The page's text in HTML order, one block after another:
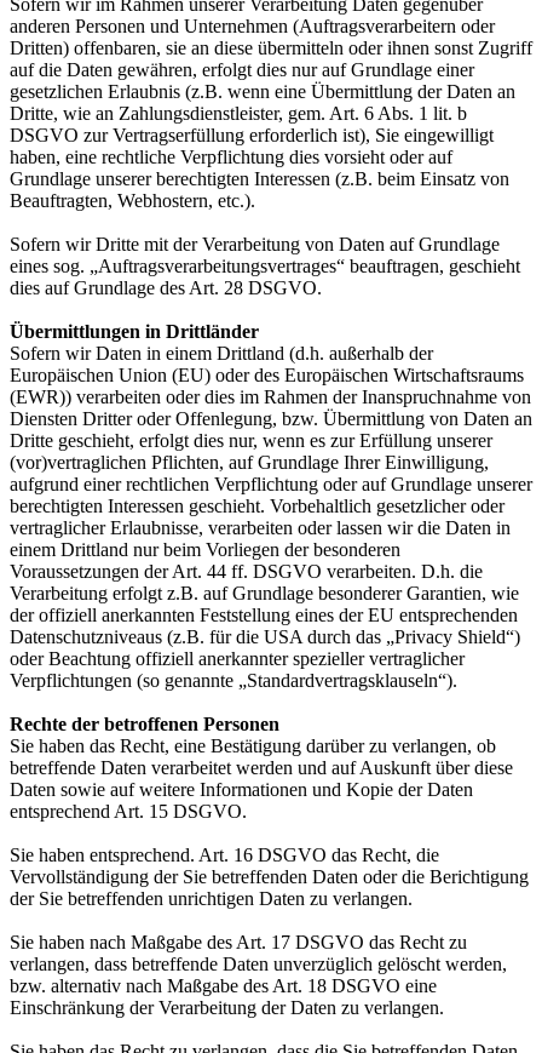
anderen Personen und Unternehmen (Auftragsverarbeitern oder
Dritten) offenbaren, sie an diese übermitteln oder ihnen sonst Zugriff
auf die Daten gewähren, erfolgt dies nur auf Grundlage einer
gesetzlichen Erlaubnis (z.B. wenn eine Übermittlung der Daten an
Dritte, wie an Zahlungsdienstleister, gem. Art. 6 Abs. 1 lit. b
DSGVO zur Vertragserfüllung erforderlich ist), Sie eingewilligt
haben, eine rechtliche Verpflichtung dies vorsieht oder auf
Grundlage unserer berechtigten Interessen (z.B. beim Einsatz von
Beauftragten, Webhostern, etc.).
Sofern wir Dritte mit der Verarbeitung von Daten auf Grundlage
eines sog. „Auftragsverarbeitungsvertrages“ beauftragen, geschieht
dies auf Grundlage des Art. 28 DSGVO.
Übermittlungen in Drittländer
Sofern wir Daten in einem Drittland (d.h. außerhalb der
Europäischen Union (EU) oder des Europäischen Wirtschaftsraums
(EWR)) verarbeiten oder dies im Rahmen der Inanspruchnahme von
Diensten Dritter oder Offenlegung, bzw. Übermittlung von Daten an
Dritte geschieht, erfolgt dies nur, wenn es zur Erfüllung unserer
(vor)vertraglichen Pflichten, auf Grundlage Ihrer Einwilligung,
aufgrund einer rechtlichen Verpflichtung oder auf Grundlage unserer
berechtigten Interessen geschieht. Vorbehaltlich gesetzlicher oder
vertraglicher Erlaubnisse, verarbeiten oder lassen wir die Daten in
einem Drittland nur beim Vorliegen der besonderen
Voraussetzungen der Art. 44 ff. DSGVO verarbeiten. D.h. die
Verarbeitung erfolgt z.B. auf Grundlage besonderer Garantien, wie
der offiziell anerkannten Feststellung eines der EU entsprechenden
Datenschutzniveaus (z.B. für die USA durch das „Privacy Shield“)
oder Beachtung offiziell anerkannter spezieller vertraglicher
Verpflichtungen (so genannte „Standardvertragsklauseln“).
Rechte der betroffenen Personen
Sie haben das Recht, eine Bestätigung darüber zu verlangen, ob
betreffende Daten verarbeitet werden und auf Auskunft über diese
Daten sowie auf weitere Informationen und Kopie der Daten
entsprechend Art. 15 DSGVO.
Sie haben entsprechend. Art. 16 DSGVO das Recht, die
Vervollständigung der Sie betreffenden Daten oder die Berichtigung
der Sie betreffenden unrichtigen Daten zu verlangen.
Sie haben nach Maßgabe des Art. 17 DSGVO das Recht zu
verlangen, dass betreffende Daten unverzüglich gelöscht werden,
bzw. alternativ nach Maßgabe des Art. 18 DSGVO eine
Einschränkung der Verarbeitung der Daten zu verlangen.